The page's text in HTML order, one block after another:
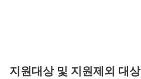
지원대상 및 지원제외 대상